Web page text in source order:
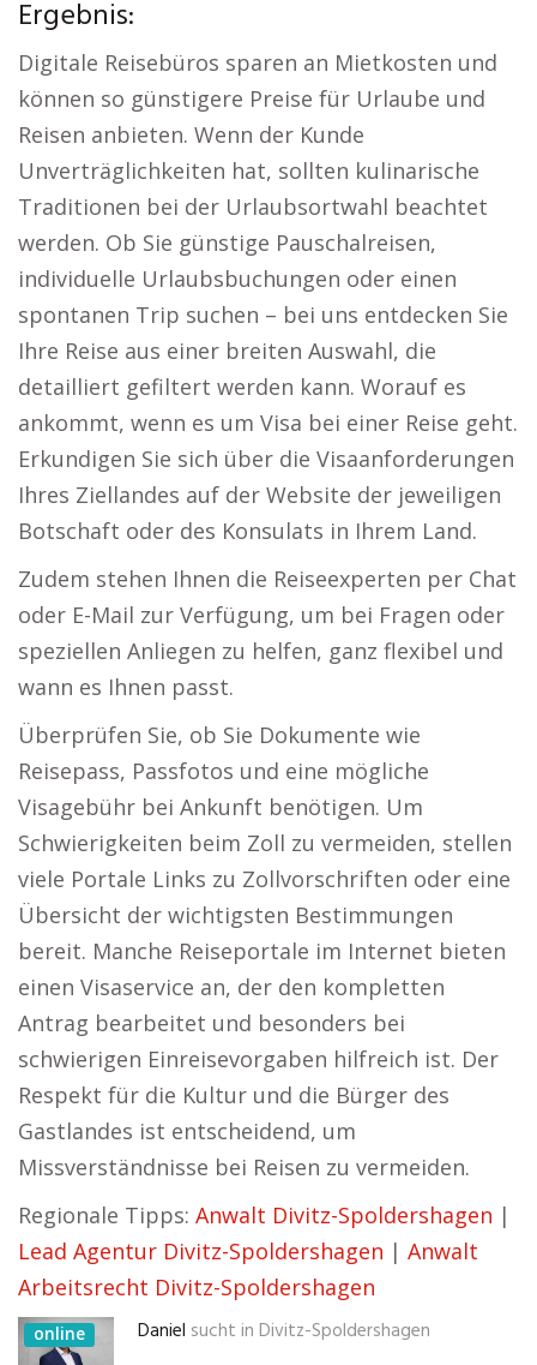
Ergebnis:
Digitale Reisebüros sparen an Mietkosten und
können so günstigere Preise für Urlaube und
Reisen anbieten. Wenn der Kunde
Unverträglichkeiten hat, sollten kulinarische
Traditionen bei der Urlaubsortwahl beachtet
werden. Ob Sie günstige Pauschalreisen,
individuelle Urlaubsbuchungen oder einen
spontanen Trip suchen – bei uns entdecken Sie
Ihre Reise aus einer breiten Auswahl, die
detailliert gefiltert werden kann. Worauf es
ankommt, wenn es um Visa bei einer Reise geht.
Erkundigen Sie sich über die Visaanforderungen
Ihres Ziellandes auf der Website der jeweiligen
Botschaft oder des Konsulats in Ihrem Land.
Zudem stehen Ihnen die Reiseexperten per Chat
oder E-Mail zur Verfügung, um bei Fragen oder
speziellen Anliegen zu helfen, ganz flexibel und
wann es Ihnen passt.
Überprüfen Sie, ob Sie Dokumente wie
Reisepass, Passfotos und eine mögliche
Visagebühr bei Ankunft benötigen. Um
Schwierigkeiten beim Zoll zu vermeiden, stellen
viele Portale Links zu Zollvorschriften oder eine
Übersicht der wichtigsten Bestimmungen
bereit. Manche Reiseportale im Internet bieten
einen Visaservice an, der den kompletten
Antrag bearbeitet und besonders bei
schwierigen Einreisevorgaben hilfreich ist. Der
Respekt für die Kultur und die Bürger des
Gastlandes ist entscheidend, um
Missverständnisse bei Reisen zu vermeiden.
Regionale Tipps: Anwalt Divitz-Spoldershagen |
Lead Agentur Divitz-Spoldershagen | Anwalt
Arbeitsrecht Divitz-Spoldershagen
online Daniel sucht in Divitz-Spoldershagen